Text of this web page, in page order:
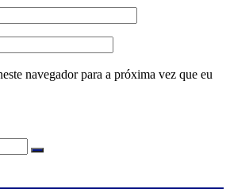
navegador para a próxima vez que eu